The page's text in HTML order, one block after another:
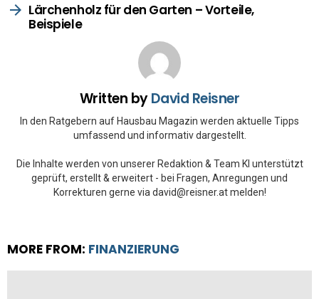
Lärchenholz für den Garten – Vorteile,
Beispiele
Written byDavid Reisner
In den Ratgebern auf Hausbau Magazin werden aktuelle Tipps
umfassend und informativ dargestellt.
Die Inhalte werden von unserer Redaktion & Team KI unterstützt
geprüft, erstellt & erweitert - bei Fragen, Anregungen und
Korrekturen gerne via david@reisner.at melden!
MORE FROM: FINANZIERUNG